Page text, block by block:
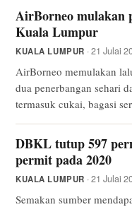
AirBorneo mulakan
Kuala Lumpur
KUALA LUMPUR · 21 Julai
AirBorneo memulakan
dua penerbangan sehari
termasuk cukai, bagasi
DBKL tutup 597
permit pada 2020
KUALA LUMPUR · 21 Julai
Semakan sumber